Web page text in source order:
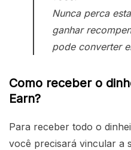
Nunca perca
ganhar
pode converter
Como receber o
Earn?
Para receber todo o
você precisará vincular a